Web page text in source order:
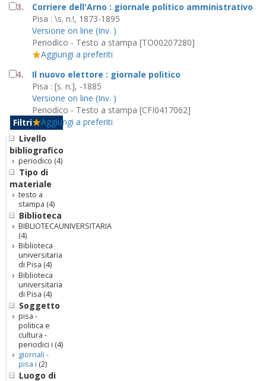
3.
Corriere dell'Arno : giornale politico amministrativo
Pisa : \s. n.!, 1873-1895
Versione on line (Inv. )
Periodico - Testo a stampa [TO00207280]
Aggiungi a preferiti
4.
Il nuovo elettore : giornale politico
Pisa : [s. n.], -1885
Versione on line (Inv. )
Periodico - Testo a stampa [CFI0417062]
Aggiungi a preferiti
Filtri
Livello
bibliografico
periodico (4)
Tipo di
materiale
testo a
stampa (4)
Biblioteca
BIBLIOTECAUNIVERSITARIA
(4)
Biblioteca
universitaria
di Pisa (4)
Biblioteca
universitaria
di Pisa (4)
Soggetto
pisa -
politica e
cultura -
periodici i (4)
giornali -
pisa i (2)
Luogo di